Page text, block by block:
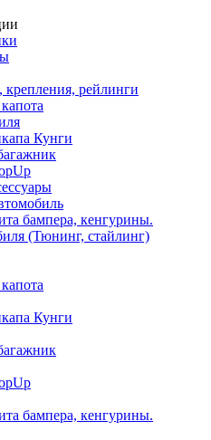
рейлинги
Кунги
бампера, кенгурины.
(Тюнинг, стайлинг)
Кунги
бампера, кенгурины.